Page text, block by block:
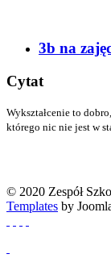
3b na
Cytat
Wykształcenie to dobro,
którego nic nie jest w
© 2020 Zespół
Templates by